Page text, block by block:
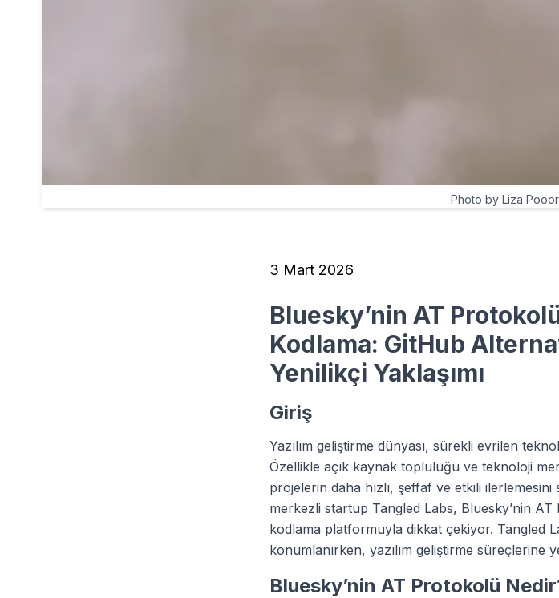
Photo by Liza
3 Mart 2026
Bluesky’nin AT
Kodlama: GitHub
Yenilikçi Yaklaşımı
Giriş
Yazılım geliştirme dünyası, sürekli evrilen
Özellikle açık kaynak topluluğu ve teknoloji
projelerin daha hızlı, şeffaf ve etkili
merkezli startup Tangled Labs, Bluesky’nin
kodlama platformuyla dikkat çekiyor. Tangled
konumlanırken, yazılım geliştirme süreçlerine
Bluesky’nin AT Protokolü